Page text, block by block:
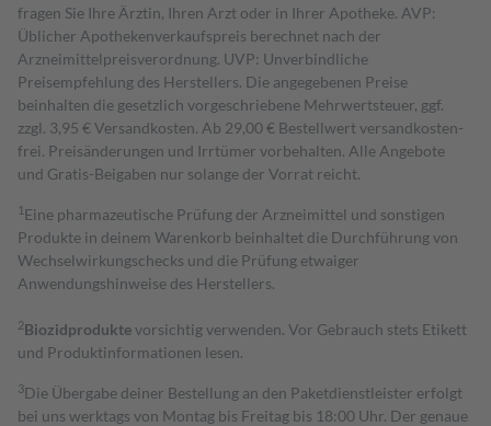
fragen Sie Ihre Ärztin, Ihren Arzt oder in Ihrer Apotheke. AVP:
Üblicher Apothekenverkaufspreis berechnet nach der
Arzneimittelpreisverordnung. UVP: Unverbindliche
Preisempfehlung des Herstellers. Die angegebenen Preise
beinhalten die gesetzlich vorgeschriebene Mehrwertsteuer, ggf.
zzgl. 3,95 € Versandkosten. Ab 29,00 € Bestell­wert versand­kosten­
frei. Preisänderungen und Irrtümer vorbehalten. Alle Angebote
und Gratis-Beigaben nur solange der Vorrat reicht.
1 Eine pharmazeutische Prüfung der Arzneimittel und sonstigen
Produkte in deinem Warenkorb beinhaltet die Durchführung von
Wechselwirkungschecks und die Prüfung etwaiger
Anwendungshinweise des Herstellers.
2Biozidproduktevorsichtig verwenden. Vor Gebrauch stets Etikett
und Produktinformationen lesen.
3Die Übergabe deiner Bestellung an den Paketdienstleister erfolgt
bei uns werktags von Montag bis Freitag bis 18:00 Uhr. Der genaue